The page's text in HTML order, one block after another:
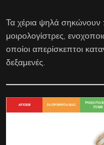
Τα χέρια ψηλά σηκώνουν
μοιρολογίστρες,
οποίοι απερίσκεπτοι
δεξαμενές.